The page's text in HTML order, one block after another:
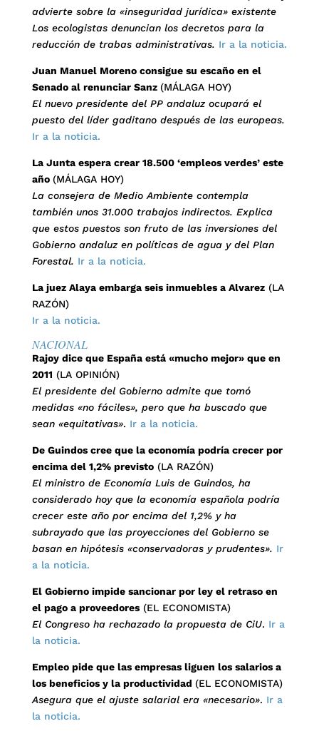
advierte sobre la «inseguridad jurídica» existente
Los ecologistas denuncian los decretos para la
reducción de trabas administrativas. Ir a la noticia.
Juan Manuel Moreno consigue su escaño en el
Senado al renunciar Sanz (MÁLAGA HOY)
El nuevo presidente del PP andaluz ocupará el
puesto del líder gaditano después de las europeas.
Ir a la noticia.
La Junta espera crear 18.500 ‘empleos verdes’ este
año (MÁLAGA HOY)
La consejera de Medio Ambiente contempla
también unos 31.000 trabajos indirectos. Explica
que estos puestos son fruto de las inversiones del
Gobierno andaluz en políticas de agua y del Plan
Forestal. Ir a la noticia.
La juez Alaya embarga seis inmuebles a Alvarez(LA
RAZÓN)
Ir a la noticia.
NACIONAL
Rajoy dice que España está «mucho mejor» que en
2011 (LA OPINIÓN)
El presidente del Gobierno admite que tomó
medidas «no fáciles», pero que ha buscado que
sean «equitativas». Ir a la noticia.
De Guindos cree que la economía podría crecer por
encima del 1,2% previsto(LA RAZÓN)
El ministro de Economía Luis de Guindos, ha
considerado hoy que la economía española podría
crecer este año por encima del 1,2% y ha
subrayado que las proyecciones del Gobierno se
basan en hipótesis «conservadoras y prudentes». Ir
a la noticia.
El Gobierno impide sancionar por ley el retraso en
el pago a proveedores(EL ECONOMISTA)
El Congreso ha rechazado la propuesta de CiU. Ir a
la noticia.
Empleo pide que las empresas liguen los salarios a
los beneficios y la productividad (EL ECONOMISTA)
Asegura que el ajuste salarial era «necesario». Ir a
la noticia.